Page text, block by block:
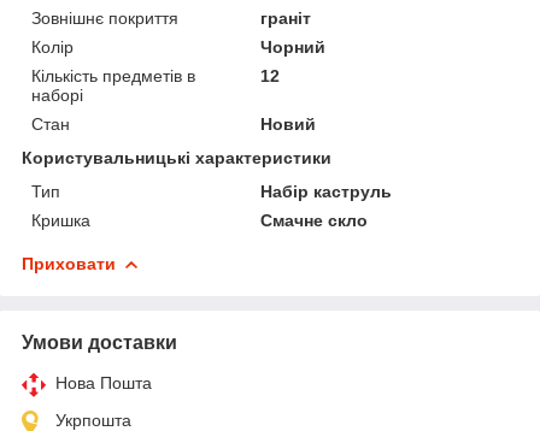
Зовнішнє покриття
граніт
Колір
Чорний
Кількість предметів в
наборі
12
Стан
Новий
Користувальницькі характеристики
Тип
Набір каструль
Кришка
Смачне скло
Приховати
Умови доставки
Нова Пошта
Укрпошта